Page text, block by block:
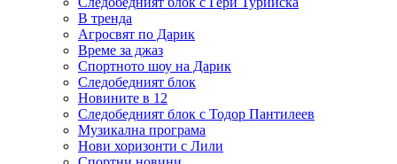
В тренда
Агросвят по Дарик
Време за джаз
Спортното шоу на Дарик
Следобедният блок
Новините в 12
Следобедният блок с Тодор Пантилеев
Музикална програма
Нови хоризонти с Лили